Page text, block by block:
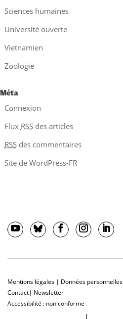
Sciences humaines
Université ouverte
Vietnamien
Zoologie
Méta
Connexion
Flux RSSdes articles
RSSdes commentaires
Site de WordPress-FR
Mentions légales | Données personnelles
Contact| Newsletter
Accessibilité : non conforme